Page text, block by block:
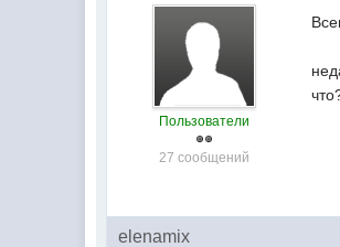
Пользователи
27 сообщений
elenamix